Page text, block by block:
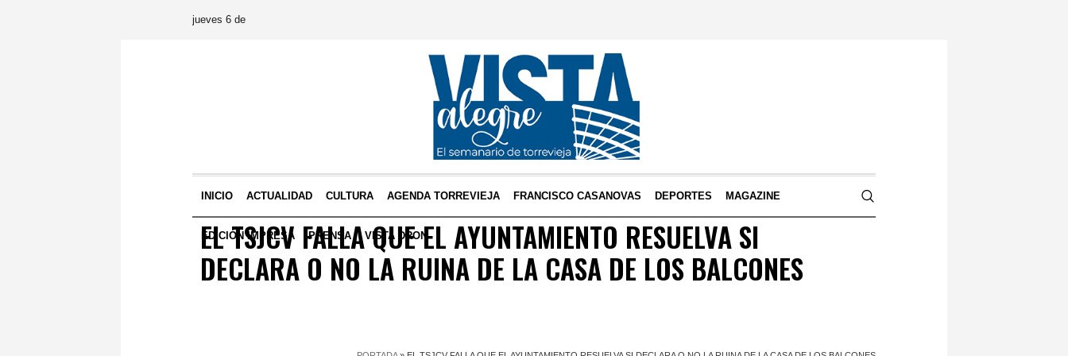
jueves 6 de
INICIO ACTUALIDAD CULTURA AGENDA TORREVIEJA FRANCISCO CASANOVAS DEPORTES MAGAZINE
EDICIÓN IMPRESA PRENSA VISTA DRON
EL TSJCV FALLA QUE EL AYUNTAMIENTO RESUELVA SI
DECLARA O NO LA RUINA DE LA CASA DE LOS BALCONES